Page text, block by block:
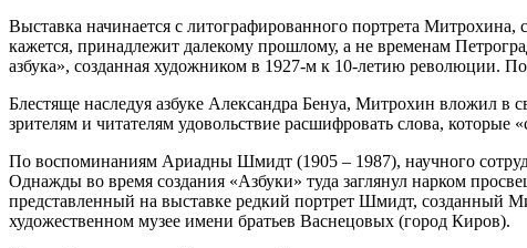
Выставка начинается с литографированного портрета
кажется, принадлежит далекому прошлому, а не временам
азбука», созданная художником в 1927‑м к 10‑летию
Блестяще наследуя азбуке Александра Бенуа, Митрохин вложил
зрителям и читателям удовольствие расшифровать слова, которые
По воспоминаниям Ариадны Шмидт (1905 – 1987), научного
Однажды во время создания «Азбуки» туда заглянул нарком
представленный на выставке редкий портрет Шмидт, созданный
художественном музее имени братьев Васнецовых (город Киров).